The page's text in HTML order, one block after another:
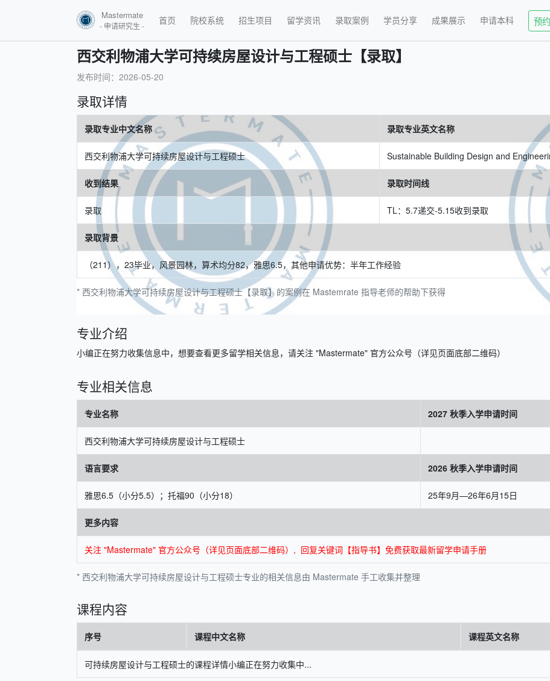
Mastermate
- 申请研究生 - 首页 院校系统 招生项目 留学资讯 录取案例 学员分享 成果展示 申请本科 预
西交利物浦大学可持续房屋设计与工程硕士【录取】
发布时间：2026-05-20
录取详情
* 西交利物浦大学可持续房屋设计与工程硕士【录取】的案例在 Mastemrate 指导老师的帮助下获得
录取专业中文名称 录取专业英文名称
西交利物浦大学可持续房屋设计与工程硕士 Sustainable Building Design and
收到结果 录取时间线
录取 TL：5.7递交-5.15收到录取
录取背景
（211），23毕业，风景园林，算术均分82，雅思6.5，其他申请优势：半年工作经验
专业介绍
小编正在努力收集信息中，想要查看更多留学相关信息，请关注 "Mastermate" 官方公众号（详见页面底部二维码）
专业相关信息
* 西交利物浦大学可持续房屋设计与工程硕士专业的相关信息由 Mastermate 手工收集并整理
专业名称 2027 秋季入学申请时间
西交利物浦大学可持续房屋设计与工程硕士
语言要求 2026 秋季入学申请时间
雅思6.5（小分5.5）；托福90（小分18） 25年9月—26年6月15日
更多内容
关注 "Mastermate" 官方公众号（详见页面底部二维码）, 回复关键词【指导书】免费获取最新留学申请手册
课程内容
序号 课程中文名称 课程英文名称
可持续房屋设计与工程硕士的课程详情小编正在努力收集中...